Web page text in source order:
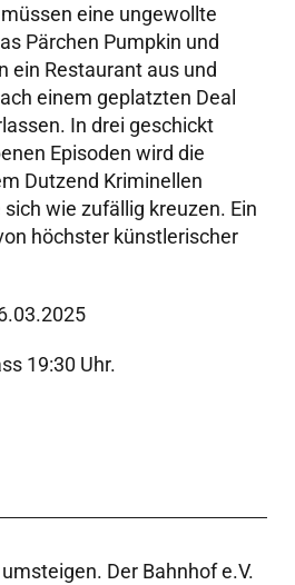
eine ungewollte
Pärchen Pumpkin und
ein Restaurant aus und
einem geplatzten Deal
In drei geschickt
Episoden wird die
Dutzend Kriminellen
wie zufällig kreuzen. Ein
höchster künstlerischer
19:30 Uhr.
Der Bahnhof e.V.